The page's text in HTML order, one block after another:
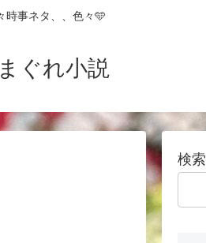
時事ネタ、、色々🩵
ぐれ小説
検索